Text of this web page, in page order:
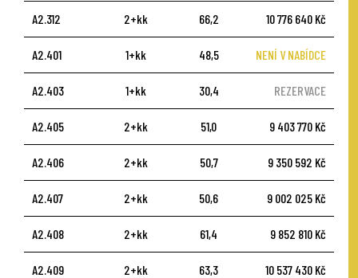
A2.312 2+kk 66,2 10 776 640 Kč
A2.401 1+kk 48,5 NENÍ V NABÍDCE
A2.403 1+kk 30,4 REZERVACE
A2.405 2+kk 51,0 9 403 770 Kč
A2.406 2+kk 50,7 9 350 592 Kč
A2.407 2+kk 50,6 9 002 025 Kč
A2.408 2+kk 61,4 9 852 810 Kč
A2.409 2+kk 63,3 10 537 430 Kč